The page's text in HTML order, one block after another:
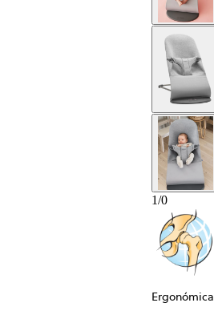
1/0
Ergonómica